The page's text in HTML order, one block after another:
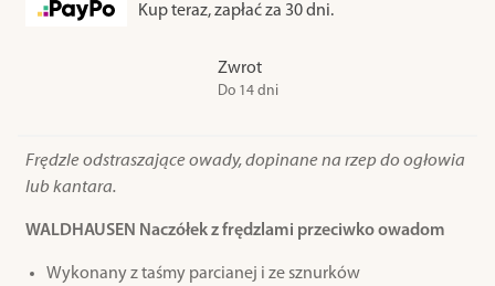
Kup teraz, zapłać za 30 dni.
Zwrot
Do 14 dni
Frędzle odstraszające owady, dopinane na rzep do ogłowia
lub kantara.
WALDHAUSEN Naczółek z frędzlami przeciwko owadom
Wykonany z taśmy parcianej i ze sznurków